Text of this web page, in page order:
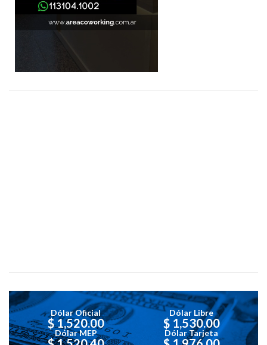
Dólar Oficial
$ 1,520.00
Dólar Libre
$ 1,530.00
Dólar MEP Dólar Tarjeta